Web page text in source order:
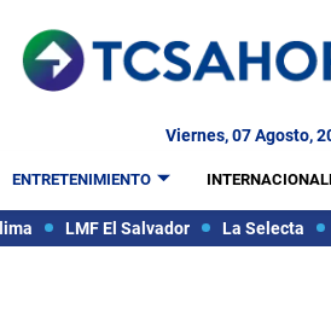
Viernes, 07 Agosto,
ENTRETENIMIENTO
LMF El Salvador La Selecta